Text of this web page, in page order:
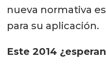
nueva normativa
para su aplicación.
Este 2014